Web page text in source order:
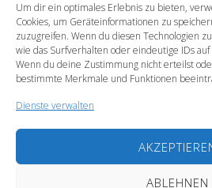
Um dir ein optimales Erlebnis zu bieten,
Cookies, um Geräteinformationen zu
zuzugreifen. Wenn du diesen Technologien
wie das Surfverhalten oder eindeutige IDs
Wenn du deine Zustimmung nicht erteilst
bestimmte Merkmale und Funktionen
Dienste verwalten
ABLEHNEN
Impressum
Cookie-Richtlinie (EU)